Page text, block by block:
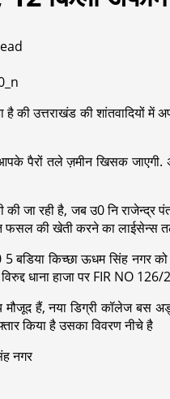
उत्तराखंड की शांतवादियों में
पैरों तले ज़मीन खिसक जाएगी.
जा रही है, जब उ0 नि राजेन्द्र
की खेती करने का लाईसेन्स
किच्छा ऊधम सिंह नगर
धाना हाजा पर FIR NO
हैं, नया डिग्री कॉलेज बस
किया है उसका विवरण नीचे है
नगर